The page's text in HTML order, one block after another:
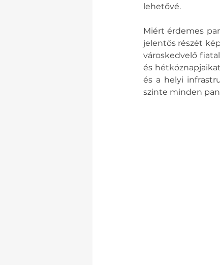
lehetővé.
Miért érdemes
jelentős részét
városkedvelő
és
és a helyi
szinte minden